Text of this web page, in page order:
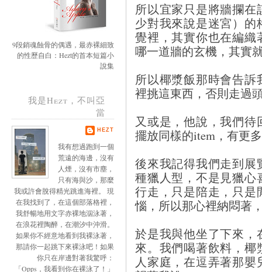
9段銷魂蝕骨的偶遇，最赤裸細致
的性歷自白：Hezt的首本短篇小
說集
我是Hezt，不叫亞
當
HEZT
我有想過跑到一個
荒遠的海邊，沒有
人煙，沒有市塵，
只有海與沙，那麼
我或許會脫得精光跳進海裡。 現
在我找到了，在這個部落格裡，
我舒暢地用文字赤裸地泅泳著，
在浪花裡陶醉，在潮汐中沖滑。
如果你不經意地看到我裸泳著，
那請你一起跳下來裸泳吧！如果
你只在岸邊對著我驚呼：
「Opps，我看到你在裸泳了！」
所以宜家只是將牆攔
少對我來說是迷宮）
覺裡，其實你也在編織
哪一道牆的玄機，其實
所以椰漿飯那時會告
裡挑這東西，否則走過
又或是，他說，我們
擺放同樣的item，有更
後來我記得我們走到展
種獵人型，不是見獵心
行走，只是陪走，只是
惱，所以那心裡納悶著
於是我與他坐了下來，
來。我們喝著飲料，
人家庭，在逗弄著那